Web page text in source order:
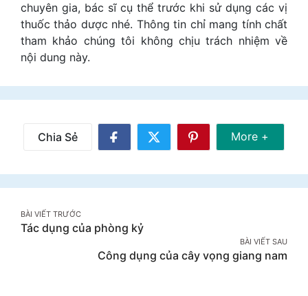
chuyên gia, bác sĩ cụ thể trước khi sử dụng các vị
thuốc thảo dược nhé. Thông tin chỉ mang tính chất
tham khảo chúng tôi không chịu trách nhiệm về
nội dung này.
Chia Sẻ
Share
Facebook
Share
Twitter Pinterest
Share
More +
Post
navigation
BÀI VIẾT TRƯỚC
Tác dụng của phòng kỷ
BÀI VIẾT SAU
Công dụng của cây vọng giang nam